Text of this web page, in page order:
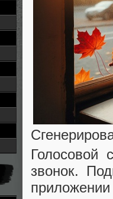
Голосовой
звонок.